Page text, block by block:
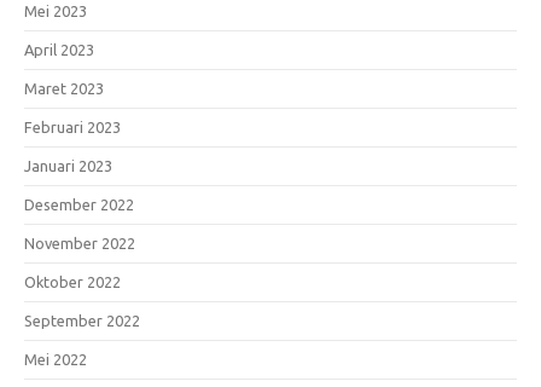
Mei 2023
April 2023
Maret 2023
Februari 2023
Januari 2023
Desember 2022
November 2022
Oktober 2022
September 2022
Mei 2022